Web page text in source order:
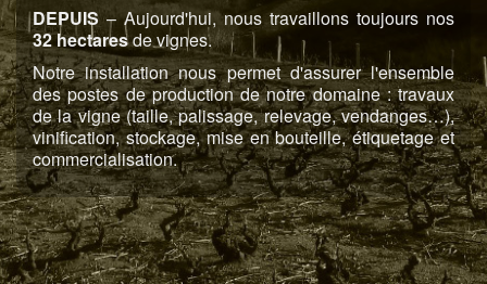
DEPUIS– Aujourd'hui, nous travaillons toujours nos
32 hectaresde vignes.
Notre installation nous permet d'assurer l'ensemble
des postes de production de notre domaine : travaux
de la vigne (taille, palissage, relevage, vendanges…),
vinification, stockage, mise en bouteille, étiquetage et
commercialisation.